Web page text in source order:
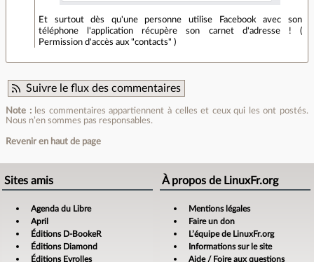
Et surtout dès qu'une personne utilise Facebook avec son
téléphone l'application récupère son carnet d'adresse ! (
Permission d'accès aux "contacts" )
Suivre le flux des commentaires
Note :les commentaires appartiennent à celles et ceux qui les ont postés.
Nous n’en sommes pas responsables.
Revenir en haut de page
Sites amis
Agenda du Libre
April
Éditions D-BookeR
Éditions Diamond
Éditions Eyrolles
À propos de LinuxFr.org
Mentions légales
Faire un don
L’équipe de LinuxFr.org
Informations sur le site
Aide / Foire aux questions